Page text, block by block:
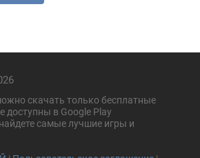
скачать только бесплатные
доступны в Google Play
самые лучшие игры и